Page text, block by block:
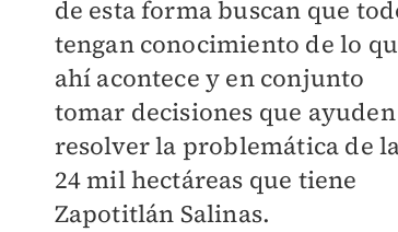
de esta forma buscan que
tengan conocimiento de lo
ahí acontece y en conjunto
tomar decisiones que
resolver la problemática de
24 mil hectáreas que tiene
Zapotitlán Salinas.